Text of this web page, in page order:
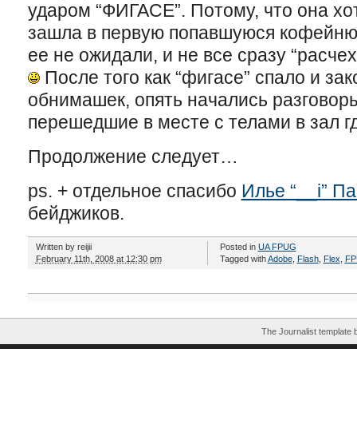
ударом “ФИГАСЕ”. Потому, что она
зашла в первую попавшуюся
ее не ожидали, и не все сразу
После того как “фигасе” спало и
обнимашек, опять начались
перешедшие в месте с телами в зал
Продолжение следует…
ps. + отдельное спасибо Илье “__i”
бейджиков.
Written by reijii
February 11th, 2008 at 12:30 pm
Posted in UA FPUG
Tagged withAdobe, Flash, Flex
The Journalist template